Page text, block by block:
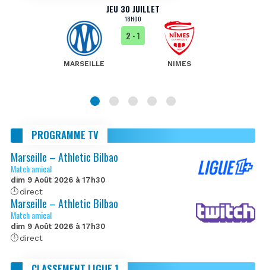
JEU 30 JUILLET
18H00
MARSEILLE
2 - 1
NIMES
PROGRAMME TV
Marseille – Athletic Bilbao
Match amical
dim 9 Août 2026 à 17h30
direct
Marseille – Athletic Bilbao
Match amical
dim 9 Août 2026 à 17h30
direct